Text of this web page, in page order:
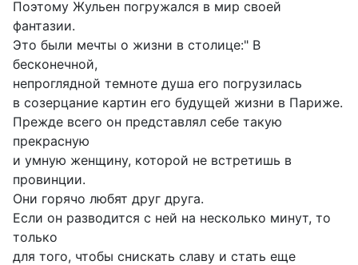
Поэтому Жульен погружался в мир своей
фантазии.
Это были мечты о жизни в столице:" В
бесконечной,
непроглядной темноте душа его погрузилась
в созерцание картин его будущей жизни в Париже.
Прежде всего он представлял себе такую
прекрасную
и умную женщину, которой не встретишь в
провинции.
Они горячо любят друг друга.
Если он разводится с ней на несколько минут, то
только
для того, чтобы снискать славу и стать еще